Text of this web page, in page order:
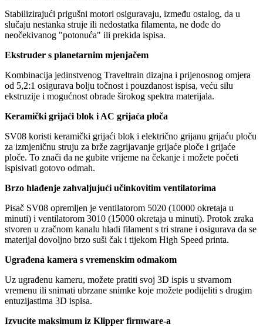
Stabilizirajući prigušni motori osiguravaju, između ostalog, da u
slučaju nestanka struje ili nedostatka filamenta, ne dođe do
neočekivanog "potonuća" ili prekida ispisa.
Ekstruder s planetarnim mjenjačem
Kombinacija jedinstvenog Traveltrain dizajna i prijenosnog omjera
od 5,2:1 osigurava bolju točnost i pouzdanost ispisa, veću silu
ekstruzije i mogućnost obrade širokog spektra materijala.
Keramički grijaći blok i AC grijaća ploča
SV08 koristi keramički grijaći blok i električno grijanu grijaću ploču
za izmjeničnu struju za brže zagrijavanje grijaće ploče i grijaće
ploče. To znači da ne gubite vrijeme na čekanje i možete početi
ispisivati ​​gotovo odmah.
Brzo hlađenje zahvaljujući učinkovitim ventilatorima
Pisač SV08 opremljen je ventilatorom 5020 (10000 okretaja u
minuti) i ventilatorom 3010 (15000 okretaja u minuti). Protok zraka
stvoren u zračnom kanalu hladi filament s tri strane i osigurava da se
materijal dovoljno brzo suši čak i tijekom High Speed ​​​​printa.
Ugrađena kamera s vremenskim odmakom
Uz ugrađenu kameru, možete pratiti svoj 3D ispis u stvarnom
vremenu ili snimati ubrzane snimke koje možete podijeliti s drugim
entuzijastima 3D ispisa.
Izvucite maksimum iz Klipper firmware-a